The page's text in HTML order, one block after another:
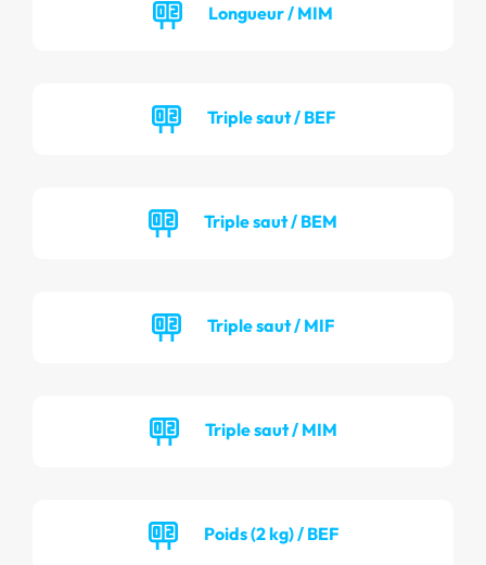
Longueur / MIM
Triple saut / BEF
Triple saut / BEM
Triple saut / MIF
Triple saut / MIM
Poids (2 kg) / BEF